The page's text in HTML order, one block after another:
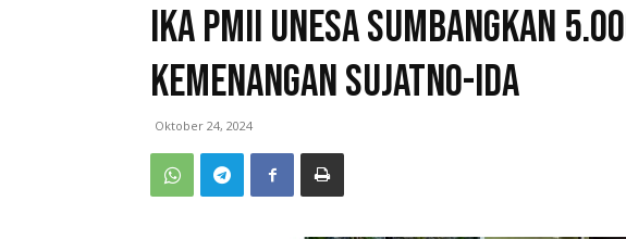
IKA PMII UNESA Sumbangkan
Kemenangan Sujatno-Ida
Oktober 24, 2024